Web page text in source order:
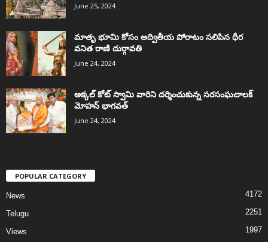
June 25, 2024
మాతృ భూమి కోసం అద్వితీయ పోరాటం సలిపిన ధీర
వనిత రాణి దుర్గావతి
June 24, 2024
అక్కల్‌ కోట్‌ స్వామి వారిని దర్శించుకున్న సరసంఘచాలక్
మోహన్ భాగవత్
June 24, 2024
POPULAR CATEGORY
News 4172
Telugu 2251
Views 1997